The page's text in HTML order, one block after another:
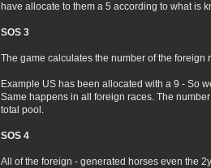
have allocate to them a 5 according to what is
SOS 3
The game calculates the number of the foreign
Example US has been allocated with a 9 - So
Same happens in all foreign races. The
total pool.
SOS 4
All of the foreign - generated horses even the